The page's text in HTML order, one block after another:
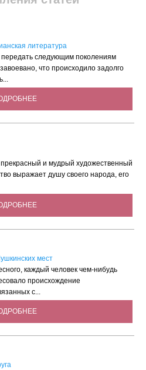
литература
передать следующим поколениям
что происходило задолго
и мудрый художественный
выражает душу своего народа, его
мест
каждый человек чем-нибудь
происхождение
с...